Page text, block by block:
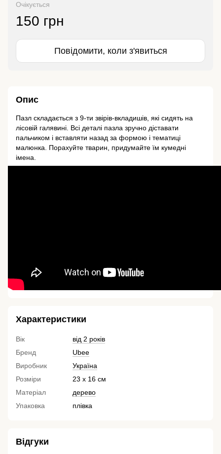
Очікується
150 грн
Повідомити, коли з'явиться
Опис
Пазл складається з 9-ти звірів-вкладишів, які сидять на
лісовій галявині. Всі деталі пазла зручно діставати
пальчиком і вставляти назад за формою і тематиці
малюнка. Порахуйте тварин, придумайте їм кумедні
імена.
Характеристики
Вік
від 2 років
Бренд
Ubee
Виробник
Україна
Розміри
23 х 16 см
Матеріал
дерево
Упаковка
плівка
Відгуки